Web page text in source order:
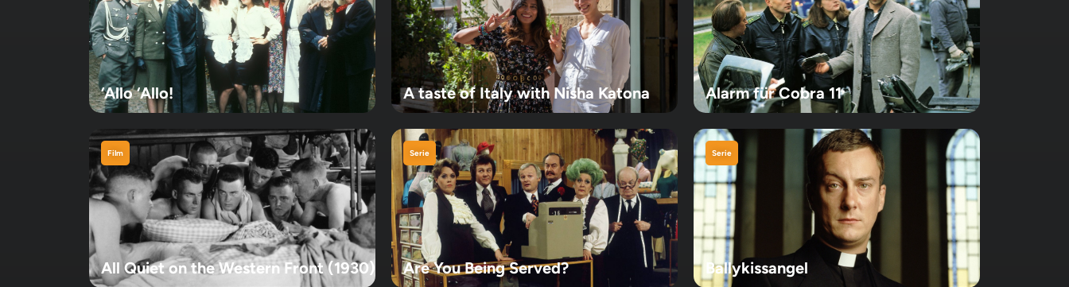
‘Allo ‘Allo! A taste of Italy with Nisha Katona Alarm für Cobra 11
All Quiet on the Western Front (1930)
Film
Are You Being Served?
Serie
Ballykissangel
Serie